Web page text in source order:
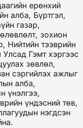
ерөнхий
алба, Бүртгэл,
газар,
зохион
Нийтийн тээврийн
Гэмт хэргээс
зөвлөл,
сэргийлэх ажлыг
алба,
үнэлгээ,
үндэсний төв,
нэгдсэн